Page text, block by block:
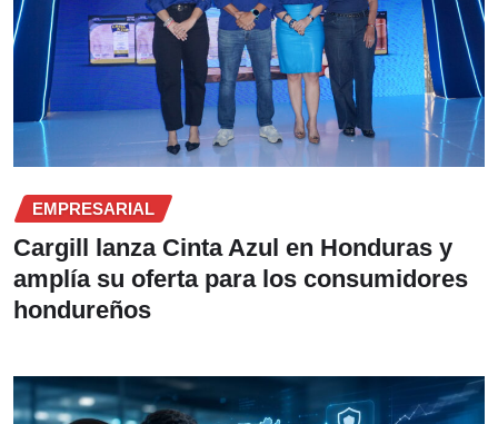
EMPRESARIAL
Cargill lanza Cinta Azul en Honduras y
amplía su oferta para los consumidores
hondureños